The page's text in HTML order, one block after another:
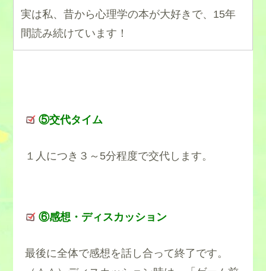
実は私、昔から心理学の本が大好きで、15年
間読み続けています！
⑤交代タイム
１人につき３～5分程度で交代します。
⑥感想・ディスカッション
最後に全体で感想を話し合って終了です。